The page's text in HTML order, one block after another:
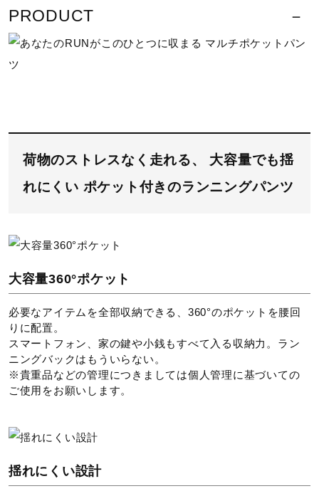
底面温度120℃を限度としてアイロ
ン仕上げができる
ウエットクリーニング禁止
サイズ
S、M、L、XL、2XL
PRODUCT
荷物のストレスなく⾛れる、 ⼤容量でも揺
れにくい ポケット付きのランニングパンツ
⼤容量360°ポケット
必要なアイテムを全部収納できる、360°のポケットを腰回
りに配置。
スマートフォン、家の鍵や小銭もすべて入る収納力。ラン
ニングバックはもういらない。
※貴重品などの管理につきましては個人管理に基づいての
ご使用をお願いします。
揺れにくい設計